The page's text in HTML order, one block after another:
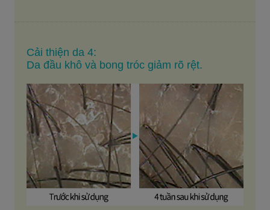
Cải thiện da 4:
Da đầu khô và bong tróc giảm rõ rệt.